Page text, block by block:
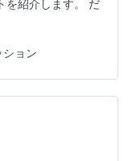
を紹介します。 だ
ション